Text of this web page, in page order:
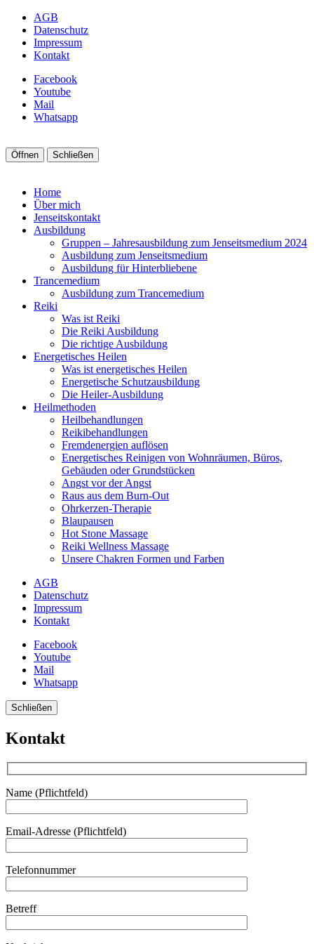
AGB
Datenschutz
Impressum
Kontakt
Facebook
Youtube
Mail
Whatsapp
Öffnen Schließen
Home
Über mich
Jenseitskontakt
Ausbildung
Gruppen – Jahresausbildung zum Jenseitsmedium 2024
Ausbildung zum Jenseitsmedium
Ausbildung für Hinterbliebene
Trancemedium
Ausbildung zum Trancemedium
Reiki
Was ist Reiki
Die Reiki Ausbildung
Die richtige Ausbildung
Energetisches Heilen
Was ist energetisches Heilen
Energetische Schutzausbildung
Die Heiler-Ausbildung
Heilmethoden
Heilbehandlungen
Reikibehandlungen
Fremdenergien auflösen
Energetisches Reinigen von Wohnräumen, Büros,
Gebäuden oder Grundstücken
Angst vor der Angst
Raus aus dem Burn-Out
Ohrkerzen-Therapie
Blaupausen
Hot Stone Massage
Reiki Wellness Massage
Unsere Chakren Formen und Farben
AGB
Datenschutz
Impressum
Kontakt
Facebook
Youtube
Mail
Whatsapp
Schließen
Kontakt
Name (Pflichtfeld)
Email-Adresse (Pflichtfeld)
Telefonnummer
Betreff